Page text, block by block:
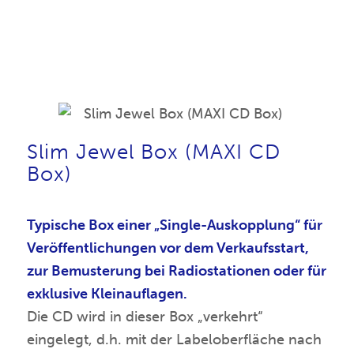
Slim Jewel Box (MAXI CD
Box)
Typische Box einer „Single-Auskopplung“ für
Veröffentlichungen vor dem Verkaufsstart,
zur Bemusterung bei Radiostationen oder für
exklusive Kleinauflagen.
Die CD wird in dieser Box „verkehrt“
eingelegt, d.h. mit der Labeloberfläche nach